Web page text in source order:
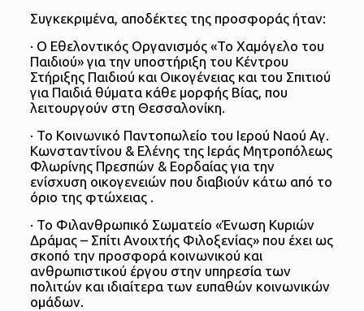
Συγκεκριμένα, αποδέκτες της προσφοράς ήταν:
· Ο Εθελοντικός Οργανισμός «Το Χαμόγελο του
Παιδιού» για την υποστήριξη του Κέντρου
Στήριξης Παιδιού και Οικογένειας και του Σπιτιού
για Παιδιά θύματα κάθε μορφής Βίας, που
λειτουργούν στη Θεσσαλονίκη.
· Το Κοινωνικό Παντοπωλείο του Ιερού Ναού Αγ.
Κωνσταντίνου & Ελένης της Ιεράς Μητροπόλεως
Φλωρίνης Πρεσπών & Εορδαίας για την
ενίσχυση οικογενειών που διαβιούν κάτω από το
όριο της φτώχειας .
· Το Φιλανθρωπικό Σωματείο «Ένωση Κυριών
Δράμας – Σπίτι Ανοιχτής Φιλοξενίας» που έχει ως
σκοπό την προσφορά κοινωνικού και
ανθρωπιστικού έργου στην υπηρεσία των
πολιτών και ιδιαίτερα των ευπαθών κοινωνικών
ομάδων.